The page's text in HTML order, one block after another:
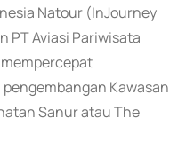
Natour (InJourney
PT Aviasi Pariwisata
Kawasan
Sanur atau The